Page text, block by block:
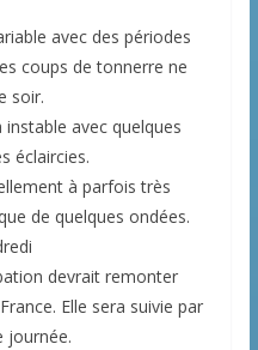
avec des périodes
coups de tonnerre ne
soir.
avec quelques
éclaircies.
à parfois très
de quelques ondées.
devrait remonter
Elle sera suivie par
journée.